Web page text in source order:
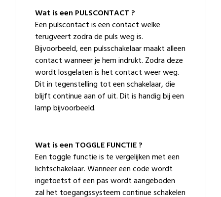
Wat is een PULSCONTACT ?
Een pulscontact is een contact welke
terugveert zodra de puls weg is.
Bijvoorbeeld, een pulsschakelaar maakt alleen
contact wanneer je hem indrukt. Zodra deze
wordt losgelaten is het contact weer weg.
Dit in tegenstelling tot een schakelaar, die
blijft continue aan of uit. Dit is handig bij een
lamp bijvoorbeeld.
Wat is een TOGGLE FUNCTIE ?
Een toggle functie is te vergelijken met een
lichtschakelaar. Wanneer een code wordt
ingetoetst of een pas wordt aangeboden
zal het toegangssysteem continue schakelen